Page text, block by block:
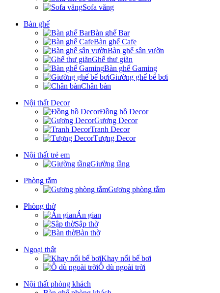
Sofa văng
Bàn ghế
Bàn ghế Bar
Bàn ghế Cafe
Bàn ghế sân vườn
Ghế thư giãn
Bàn ghế Gaming
Giường ghế bể bơi
Chân bàn
Nội thất Decor
Đồng hồ Decor
Gương Decor
Tranh Decor
Tượng Decor
Nội thất trẻ em
Giường tầng
Phòng tắm
Gương phòng tắm
Phòng thờ
Án gian
Sập thờ
Bàn thờ
Ngoại thất
Khay nổi bể bơi
Ô dù ngoài trời
Nội thất phòng khách